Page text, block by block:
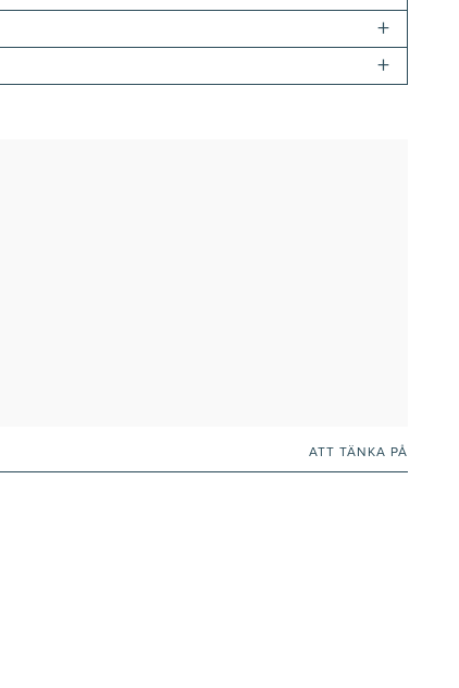
+
+
ATT TÄNKA PÅ